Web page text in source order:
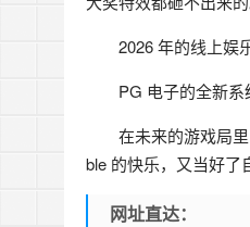
2026 年的线上娱
PG 电子的全新系
在未来的游戏局
ble 的快乐，又当好了
网址直达：